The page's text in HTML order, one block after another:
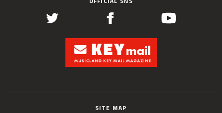
SITE MAP